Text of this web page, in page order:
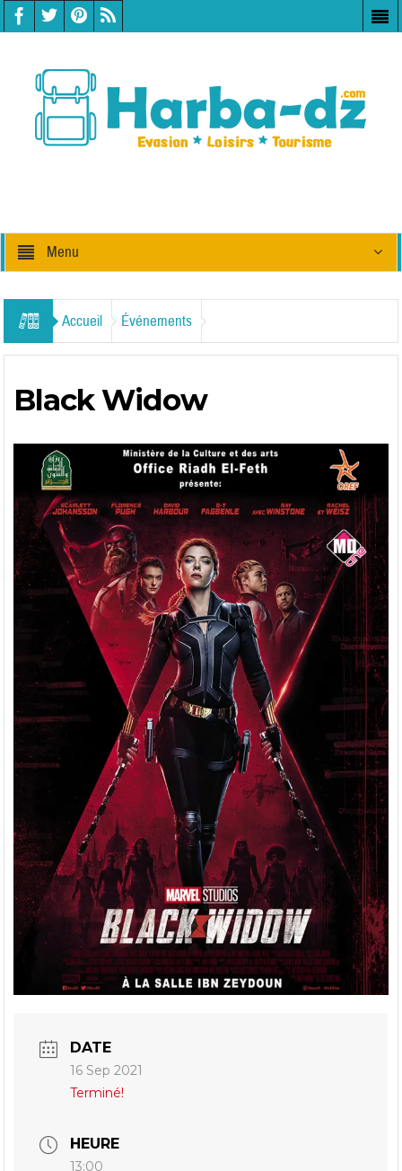
Menu
Accueil Événements
Black Widow
DATE
16 Sep 2021
Terminé!
HEURE
13:00